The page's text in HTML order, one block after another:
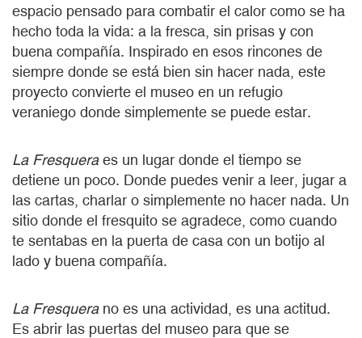
espacio pensado para combatir el calor como se ha
hecho toda la vida: a la fresca, sin prisas y con
buena compañía. Inspirado en esos rincones de
siempre donde se está bien sin hacer nada, este
proyecto convierte el museo en un refugio
veraniego donde simplemente se puede estar.
La Fresqueraes un lugar donde el tiempo se
detiene un poco. Donde puedes venir a leer, jugar a
las cartas, charlar o simplemente no hacer nada. Un
sitio donde el fresquito se agradece, como cuando
te sentabas en la puerta de casa con un botijo al
lado y buena compañía.
La Fresquerano es una actividad, es una actitud.
Es abrir las puertas del museo para que se